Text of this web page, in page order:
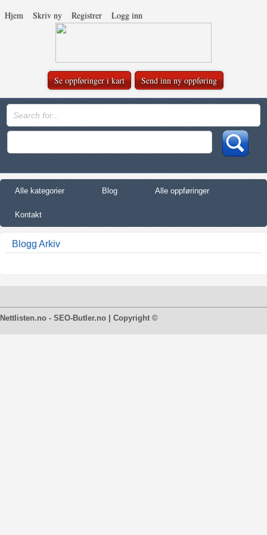
Hjem Skriv ny Registrer Logg inn
Se oppføringer i kart Send inn ny oppføring
Alle kategorier Blog Alle oppføringer
Kontakt
Blogg Arkiv
Nettlisten.no - SEO-Butler.no | Copyright ©